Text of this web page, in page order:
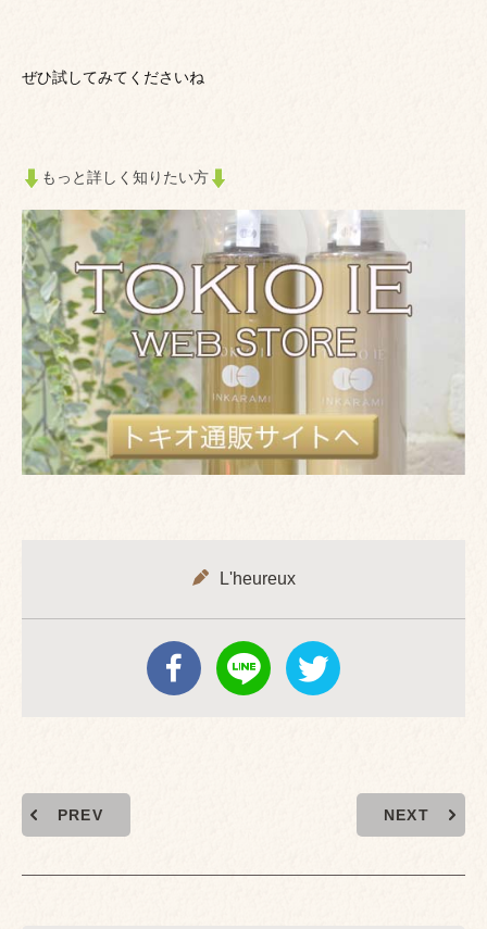
ぜひ試してみてくださいね
もっと詳しく知りたい方
L'heureux
PREV NEXT